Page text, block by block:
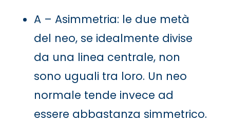
A – Asimmetria: le due metà
del neo, se idealmente divise
da una linea centrale, non
sono uguali tra loro. Un neo
normale tende invece ad
essere abbastanza simmetrico.